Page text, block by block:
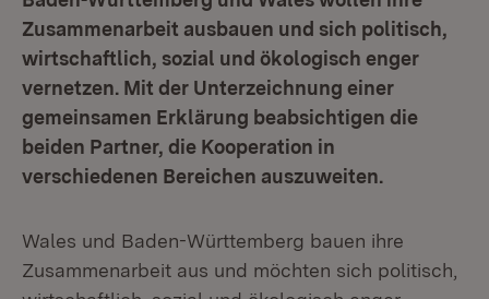
Zusammenarbeit ausbauen und sich politisch,
wirtschaftlich, sozial und ökologisch enger
vernetzen. Mit der Unterzeichnung einer
gemeinsamen Erklärung beabsichtigen die
beiden Partner, die Kooperation in
verschiedenen Bereichen auszuweiten.
Wales und Baden-Württemberg bauen ihre
Zusammenarbeit aus und möchten sich politisch,